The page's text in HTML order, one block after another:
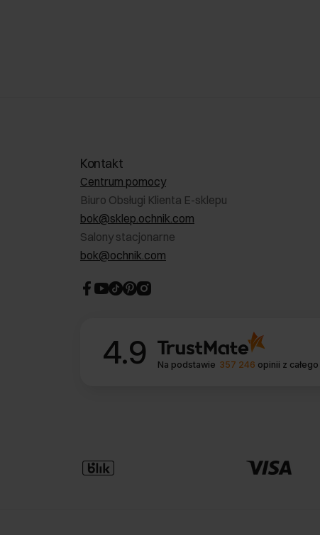
Kontakt
Centrum pomocy
Biuro Obsługi Klienta E-sklepu
bok@sklep.ochnik.com
Salony stacjonarne
bok@ochnik.com
4.9 Na podstawie 357 246 opinii z